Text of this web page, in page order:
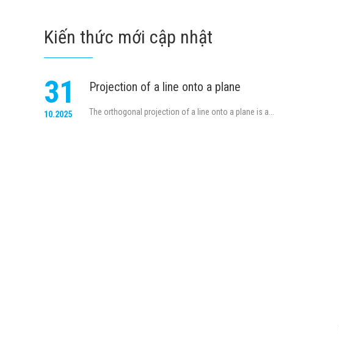
Kiến thức mới cập nhật
31
10.2025
Projection of a line onto a plane
The orthogonal projection of a line onto a plane is a...